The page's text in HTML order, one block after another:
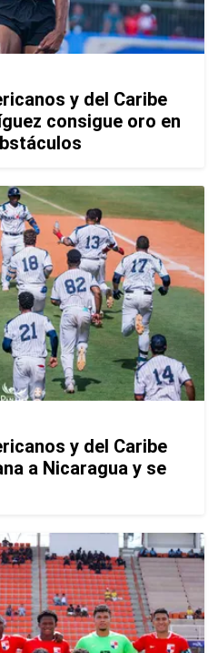
y del Caribe
consigue oro en
y del Caribe
a Nicaragua y se